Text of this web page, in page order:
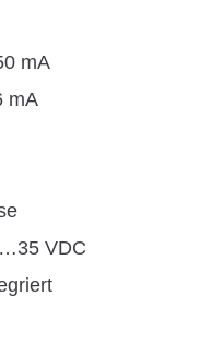
mA
mA
VDC